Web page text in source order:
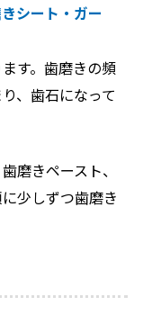
シート・ガー
す。歯磨きの頻
、歯石になって
磨きペースト、
少しずつ歯磨き